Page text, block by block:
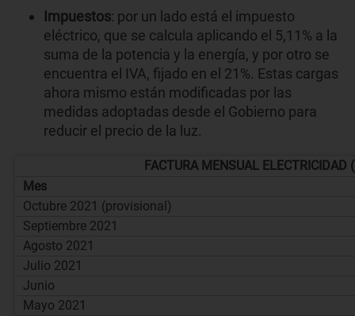
Impuestos: por un lado está el impuesto
eléctrico, que se calcula aplicando el 5,11% a la
suma de la potencia y la energía, y por otro se
encuentra el IVA, fijado en el 21%. Estas cargas
ahora mismo están modificadas por las
medidas adoptadas desde el Gobierno para
reducir el precio de la luz.
FACTURA MENSUAL ELECTRICIDAD
Mes
Octubre 2021 (provisional)
Septiembre 2021
Agosto 2021
Julio 2021
Junio
Mayo 2021